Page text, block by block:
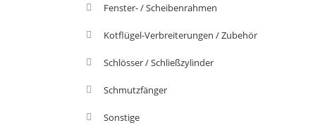
Fenster- / Scheibenrahmen
Kotflügel-Verbreiterungen / Zubehör
Schlösser / Schließzylinder
Schmutzfänger
Sonstige